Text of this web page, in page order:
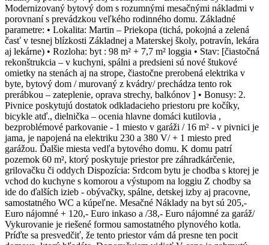
Modernizovaný bytový dom s rozumnými mesačnými nákladmi v
porovnaní s prevádzkou veľkého rodinného domu. Základné
parametre: • Lokalita: Martin – Priekopa (tichá, pokojná a zelená
časť v tesnej blízkosti Základnej a Materskej školy, potravín, lekára
aj lekárne) • Rozloha: byt : 98 m² + 7,7 m² loggia • Stav: [čiastočná
rekonštrukcia – v kuchyni, spálni a predsieni sú nové štukové
omietky na stenách aj na strope, čiastočne prerobená elektrika v
byte, bytový dom / murovaný z kvádry/ prechádza tento rok
prerábkou – zateplenie, oprava strechy, balkónov ] • Bonusy: 2.
Pivnice poskytujú dostatok odkladacieho priestoru pre kočíky,
bicykle atď., dielnička – ocenia hlavne domáci kutilovia ,
bezproblémové parkovanie - 1 miesto v garáži / 16 m² - v pivnici je
jama, je napojená na elektriku 230 a 380 V/ + 1 miesto pred
garážou. Ďalšie miesta vedľa bytového domu. K domu patrí
pozemok 60 m², ktorý poskytuje priestor pre záhradkárčenie,
grilovačku či oddych Dispozícia: Srdcom bytu je chodba s ktorej je
vchod do kuchyne s komorou a výstupom na loggiu Z chodby sa
ide do ďalších izieb - obývačky, spálne, detskej izby aj pracovne,
samostatného WC a kúpeľne. Mesačné Náklady na byt sú 205,-
Euro nájomné + 120,- Euro inkaso a /38,- Euro nájomné za garáž/
Vykurovanie je riešené formou samostatného plynového kotla.
Príďte sa presvedčiť, že tento priestor vám dá presne ten pocit